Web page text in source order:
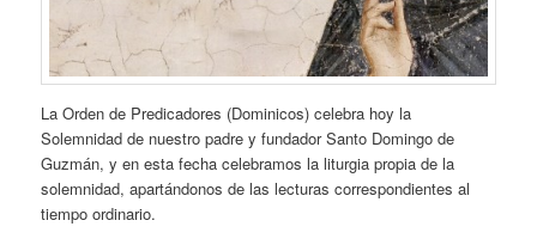
La Orden de Predicadores (Dominicos) celebra hoy la
Solemnidad de nuestro padre y fundador Santo Domingo de
Guzmán, y en esta fecha celebramos la liturgia propia de la
solemnidad, apartándonos de las lecturas correspondientes al
tiempo ordinario.